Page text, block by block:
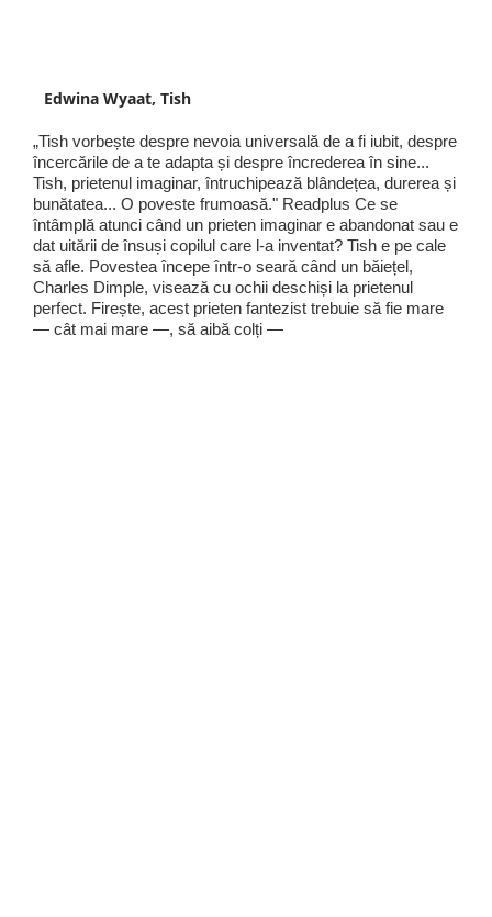
Edwina Wyaat, Tish
„Tish vorbește despre nevoia universală de a fi iubit, despre
încercările de a te adapta și despre încrederea în sine...
Tish, prietenul imaginar, întruchipează blândețea, durerea și
bunătatea... O poveste frumoasă." Readplus Ce se
întâmplă atunci când un prieten imaginar e abandonat sau e
dat uitării de însuși copilul care l-a inventat? Tish e pe cale
să afle. Povestea începe într-o seară când un băiețel,
Charles Dimple, visează cu ochii deschiși la prietenul
perfect. Firește, acest prieten fantezist trebuie să fie mare
— cât mai mare —, să aibă colți —